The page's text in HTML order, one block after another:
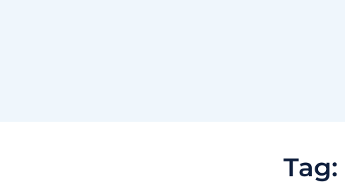
Tag: